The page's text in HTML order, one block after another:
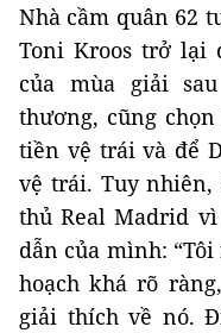
Nhà cầm quân 62
Toni Kroos trở lại
của mùa giải
thương, cũng
tiền vệ trái và để
vệ trái. Tuy nhiên,
thủ Real Madrid
dẫn của mình:
hoạch khá rõ
giải thích về nó.